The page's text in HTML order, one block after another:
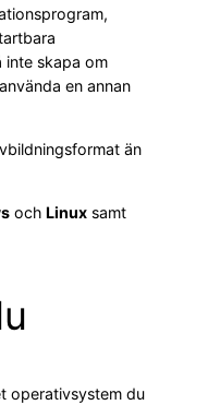
inte skapa om
en annan
än
och Linux samt
operativsystem du